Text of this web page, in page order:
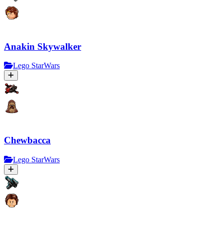
Anakin Skywalker
Lego StarWars
Chewbacca
Lego StarWars